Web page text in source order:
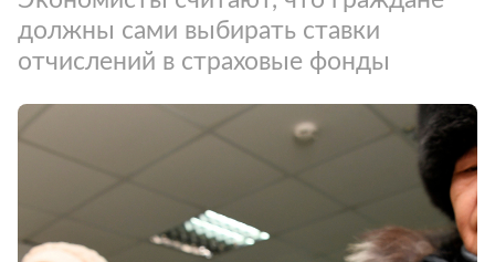
должны сами выбирать ставки
отчислений в страховые фонды